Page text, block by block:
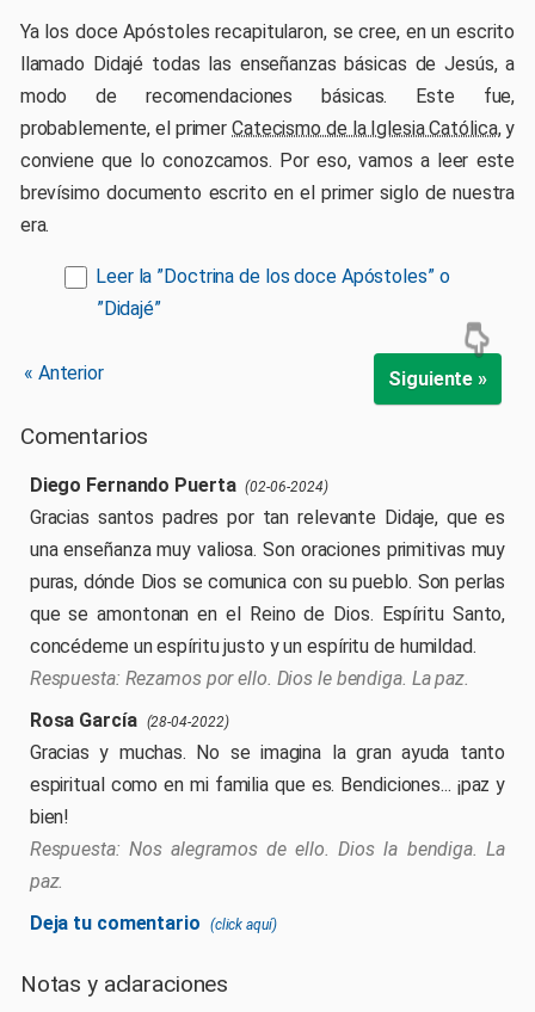
Ya los doce Apóstoles recapitularon, se cree, en un escrito
llamado Didajé todas las enseñanzas básicas de Jesús, a
modo de recomendaciones básicas. Este fue,
probablemente, el primerCatecismo de la Iglesia Católica, y
conviene que lo conozcamos. Por eso, vamos a leer este
brevísimo documento escrito en el primer siglo de nuestra
era.
Leer la ”Doctrina de los doce Apóstoles” o
”Didajé”
« Anterior Siguiente »
Comentarios
Diego Fernando Puerta (02-06-2024)
Gracias santos padres por tan relevante Didaje, que es
una enseñanza muy valiosa. Son oraciones primitivas muy
puras, dónde Dios se comunica con su pueblo. Son perlas
que se amontonan en el Reino de Dios. Espíritu Santo,
concédeme un espíritu justo y un espíritu de humildad.
Rezamos por ello. Dios le bendiga. La paz.
Rosa García
(28-04-2022)
Gracias y muchas. No se imagina la gran ayuda tanto
espiritual como en mi familia que es. Bendiciones... ¡paz y
bien!
Nos alegramos de ello. Dios la bendiga. La
paz.
Deja tu comentario
(click aquí)
libro de visitas. ¡Gracias!
Su comentario será revisado y contestado, vuelva en
Notas y aclaraciones